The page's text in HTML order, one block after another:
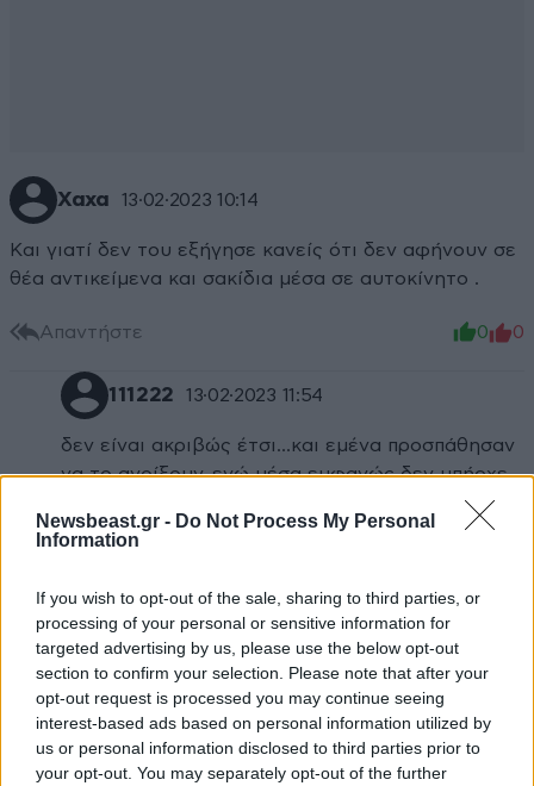
Newsbeast.gr - Do Not Process My Personal
Information
If you wish to opt-out of the sale, sharing to third parties, or
processing of your personal or sensitive information for
targeted advertising by us, please use the below opt-out
section to confirm your selection. Please note that after your
opt-out request is processed you may continue seeing
interest-based ads based on personal information utilized by
us or personal information disclosed to third parties prior to
your opt-out. You may separately opt-out of the further
Χαχα 13·02·2023 10:14
Και γιατί δεν του εξήγησε κανείς ότι δεν αφήνουν σε
θέα αντικείμενα και σακίδια μέσα σε αυτοκίνητο .
Απαντήστε 0 0
111222 13·02·2023 11:54
δεν είναι ακριβώς έτσι...και εμένα προσπάθησαν
να το ανοίξουν, ενώ μέσα εμφανώς δεν υπήρχε
τίποτα.. απλά χτυπάνε όπου μπορούν για να
κλέψουν έστω τον αναπτήρα...
TRENDING